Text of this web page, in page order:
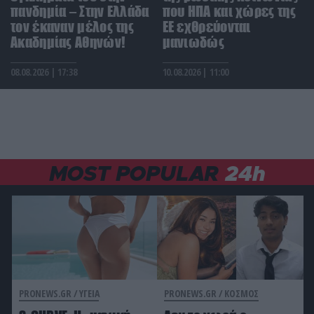
CELEBRITIES 21:36
Σακίρα για τα 7,4 Ρίχτερ στην Κολομβία: «Η
καρδιά μου είναι κοντά σε όλους όσοι ένιωσαν
ΕΣΩΤΕΡΙΚΗ ΑΣΦΑΛΕΙΑ 21:26
ΠΟΛΙΤΙΚΗ ΠΡΟΣΤΑΣΙΑ 21:24
Από το δίκτυο ηλεκτροδότησης ξεκίνησε η φωτιά
στον Κουβαρά Αττικής
ΙΣΤΟΡΙΑ 21:18
Οι εφευρέσεις που άλλαξαν τον κόσμο αλλά οι
δημιουργοί τους δεν πλούτισαν ποτέ
21:15
πανδημία – Στην Ελλάδα
τον έκαναν μέλος της
Ακαδημίας Αθηνών!
08.08.2026 | 17:38
που ΗΠΑ και χώρες της
ΕΕ εχθρεύονται
μανιωδώς
10.08.2026 | 11:00
MOST POPULAR 24h
PRONEWS.GR /ΥΓΕΙΑ PRONEWS.GR / ΚΟΣΜΟΣ